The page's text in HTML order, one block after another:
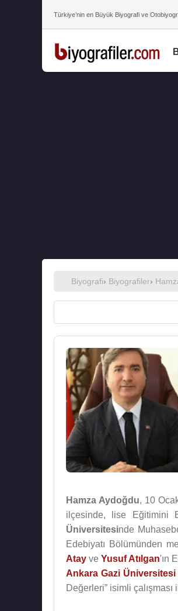
Türkiye’nin en Büyük Biyografi ve
Biyografi› Biyografiler›
Hamza Aydoğdu, 10
ilçesinde, lise Eğitimini
Üniversitesinde
Edebiyatı Bölümünden
Atay veYusuf Atılgan'ın
Ankara Gazi Üniversitesi
Değerleri” isimli çalışması